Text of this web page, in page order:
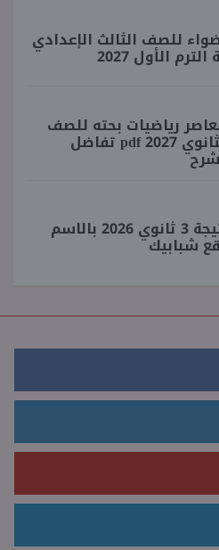
للصف الثالث الإعدادي
الأول 2027
رياضيات بحته للصف
الثالث الثانوي 2027 pdf تفاضل
معرفة نتيجة 3 ثانوي 2026 بالاسم
شبابيك